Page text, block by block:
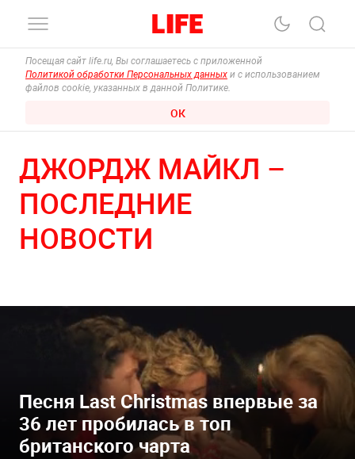
Посещая сайт life.ru, Вы соглашаетесь с приложенной
Политикой обработки Персональных данных и с использованием
файлов cookie, указанных в данной Политике.
ОК
ДЖОРДЖ МАЙКЛ –
ПОСЛЕДНИЕ
НОВОСТИ
Песня Last Christmas впервые за
36 лет пробилась в топ
британского чарта